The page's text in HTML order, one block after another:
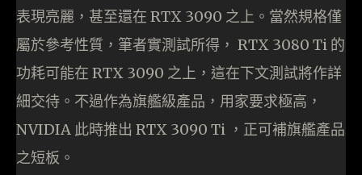
表現亮麗，甚至還在 RTX 3090 之上。當然規格僅
屬於參考性質，筆者實測試所得， RTX 3080 Ti 的
功耗可能在 RTX 3090 之上，這在下文測試將作詳
細交待。不過作為旗艦級產品，用家要求極高，
NVIDIA 此時推出 RTX 3090 Ti ，正可補旗艦產品
之短板。